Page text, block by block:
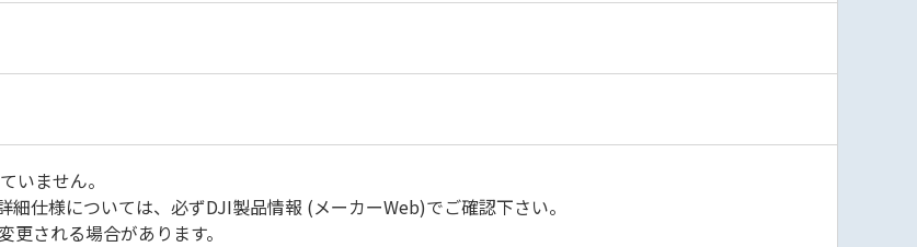
いません。
仕様については、必ずDJI製品情報 (メーカーWeb)でご確認下さい。
される場合があります。